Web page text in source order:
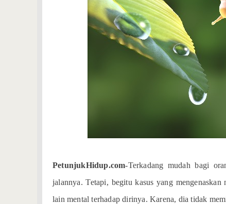
PetunjukHidup.com-Terkadang mudah bagi
jalannya. Tetapi, begitu kasus yang
lain mental terhadap dirinya. Karena, dia tidak